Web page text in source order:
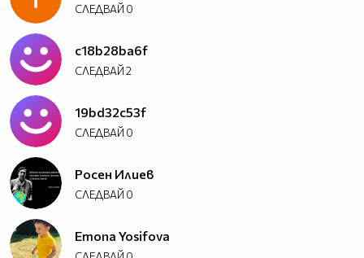
СЛЕДВАЙ 0
c18b28ba6f
СЛЕДВАЙ2
19bd32c53f
СЛЕДВАЙ 0
Росен Илиев
СЛЕДВАЙ 0
Emona Yosifova